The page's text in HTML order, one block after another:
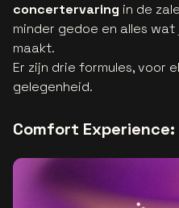
concertervaring in de
minder gedoe en alles
maakt.
Er zijn drie formules, voor
gelegenheid.
Comfort